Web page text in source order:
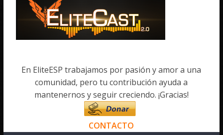
En EliteESP trabajamos por pasión y amor a una
comunidad, pero tu contribución ayuda a
mantenernos y seguir creciendo. ¡Gracias!
CONTACTO